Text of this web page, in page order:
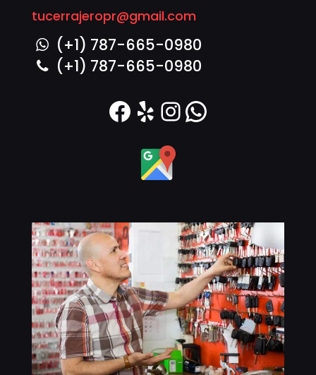
tucerrajeropr@gmail.com
(+1) 787-665-0980
(+1) 787-665-0980
Facebook
Yelp
Instagram